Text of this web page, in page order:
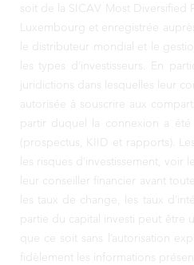
soit de la SICAV Most Diversified
Luxembourg et enregistrée
le distributeur mondial et le
les types d’investisseurs. En
juridictions dans lesquelles leur
autorisée à souscrire aux
partir duquel la connexion a
(prospectus, KIID et rapports).
les risques d’investissement,
leur conseiller financier avant
les taux de change, les taux
partie du capital investi peut
que ce soit sans l’autorisation
fidèlement les informations